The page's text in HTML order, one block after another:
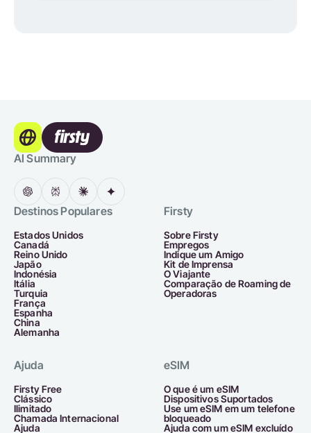
AI Summary
Destinos Populares
Estados Unidos
Canadá
Reino Unido
Japão
Indonésia
Itália
Turquia
França
Espanha
China
Alemanha
Firsty
Sobre Firsty
Empregos
Indique um Amigo
Kit de Imprensa
O Viajante
Comparação de Roaming de
Operadoras
Ajuda
Firsty Free
Clássico
Ilimitado
Chamada Internacional
Ajuda
eSIM
O que é um eSIM
Dispositivos Suportados
Use um eSIM em um telefone
bloqueado
Ajuda com um eSIM excluído